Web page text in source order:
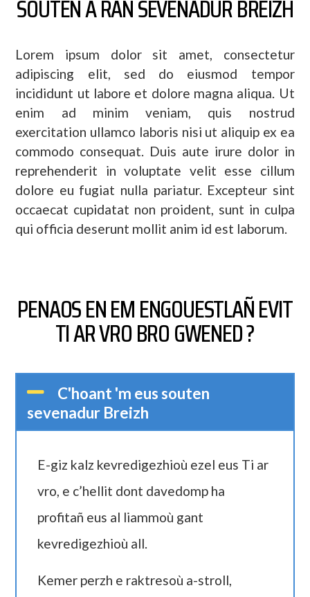
SOUTEN A RAN SEVENADUR BREIZH
Lorem ipsum dolor sit amet, consectetur
adipiscing elit, sed do eiusmod tempor
incididunt ut labore et dolore magna aliqua. Ut
enim ad minim veniam, quis nostrud
exercitation ullamco laboris nisi ut aliquip ex ea
commodo consequat. Duis aute irure dolor in
reprehenderit in voluptate velit esse cillum
dolore eu fugiat nulla pariatur. Excepteur sint
occaecat cupidatat non proident, sunt in culpa
qui officia deserunt mollit anim id est laborum.
PENAOS EN EM ENGOUESTLAÑ EVIT
TI AR VRO BRO GWENED ?
C'hoant 'm eus souten
sevenadur Breizh
E-giz kalz kevredigezhioù ezel eus Ti ar
vro, e c’hellit dont davedomp ha
profitañ eus al liammoù gant
kevredigezhioù all.
Kemer perzh e raktresoù a-stroll,